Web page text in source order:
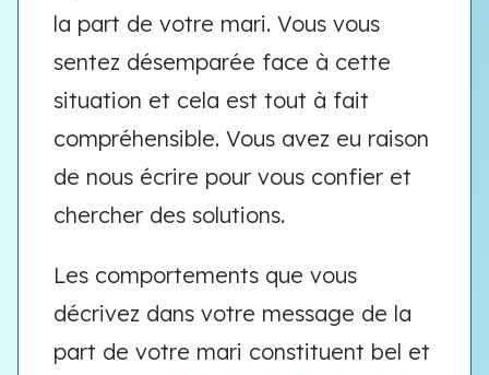
la part de votre mari. Vous vous
sentez désemparée face à cette
situation et cela est tout à fait
compréhensible. Vous avez eu raison
de nous écrire pour vous confier et
chercher des solutions.
Les comportements que vous
décrivez dans votre message de la
part de votre mari constituent bel et